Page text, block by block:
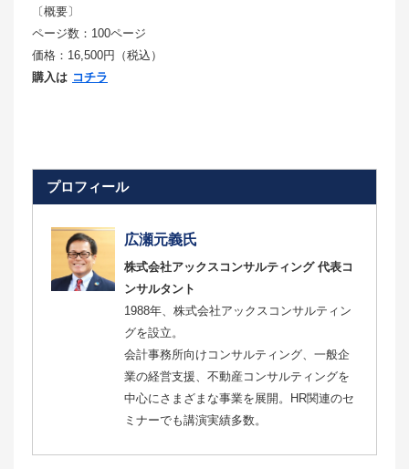
〔概要〕
ページ数：100ページ
価格：16,500円（税込）
購入は コチラ
プロフィール
広瀬元義氏
株式会社アックスコンサルティング 代表コ
ンサルタント
1988年、株式会社アックスコンサルティン
グを設立。
会計事務所向けコンサルティング、一般企
業の経営支援、不動産コンサルティングを
中心にさまざまな事業を展開。HR関連のセ
ミナーでも講演実績多数。